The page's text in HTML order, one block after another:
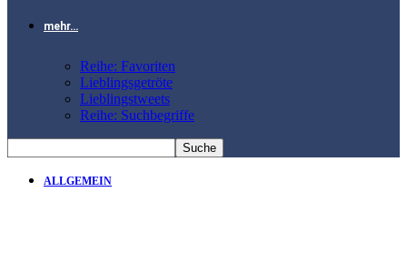
mehr…
Reihe: Favoriten
Lieblingsgetröte
Lieblingstweets
Reihe: Suchbegriffe
ALLGEMEIN